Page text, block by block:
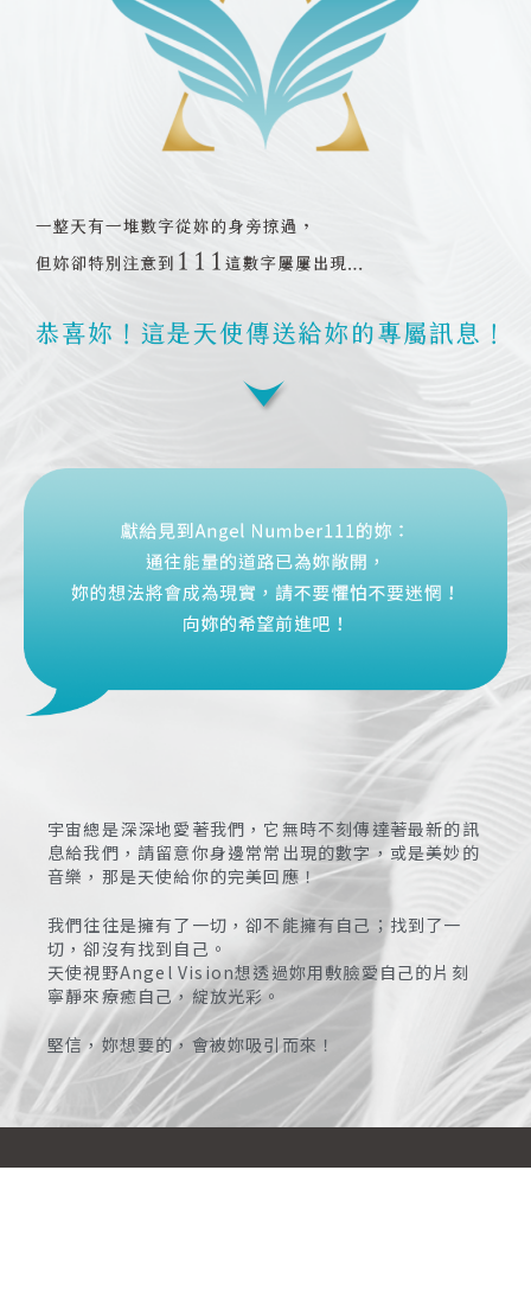
宇宙總是深深地愛著我們，它無時不刻傳達著最新的訊
息給我們，請留意你身邊常常出現的數字，或是美妙的
音樂，那是天使給你的完美回應！
我們往往是擁有了一切，卻不能擁有自己；找到了一
切，卻沒有找到自己。
天使視野Angel Vision想透過妳用敷臉愛自己的片刻
寧靜來療癒自己，綻放光彩。
堅信，妳想要的，會被妳吸引而來！